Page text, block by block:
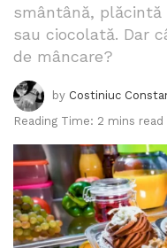
smântână, plăcintă
sau ciocolată. Dar
de mâncare?
by Costiniuc
Reading Time: 2 mins read